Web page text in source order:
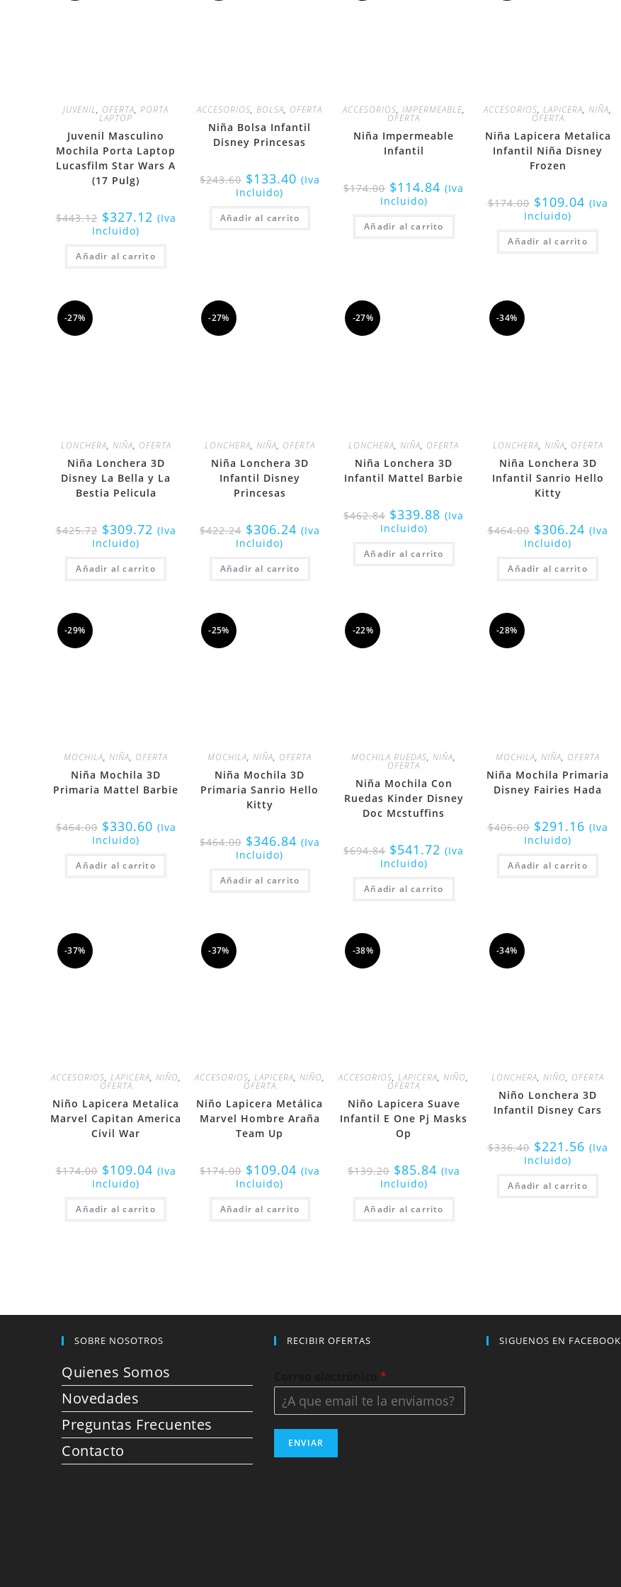
JUVENIL, OFERTA,PORTA
LAPTOP
Juvenil Masculino
Mochila Porta Laptop
Lucasfilm Star Wars A
(17 Pulg)
$443.12 $327.12 (Iva
Incluido)
Añadir al carrito
ACCESORIOS,BOLSA, OFERTA
Niña Bolsa Infantil
Disney Princesas
$243.60 $133.40 (Iva
Incluido)
Añadir al carrito
ACCESORIOS, IMPERMEABLE,
OFERTA
Niña Impermeable
Infantil
$174.00 $114.84 (Iva
Incluido)
Añadir al carrito
ACCESORIOS,LAPICERA,NIÑA,
OFERTA
Niña Lapicera Metalica
Infantil Niña Disney
Frozen
$174.00 $109.04 (Iva
Incluido)
Añadir al carrito
-27%
LONCHERA, NIÑA, OFERTA
Niña Lonchera 3D
Disney La Bella y La
Bestia Pelicula
$425.72 $309.72 (Iva
Incluido)
Añadir al carrito
-27%
LONCHERA, NIÑA, OFERTA
Niña Lonchera 3D
Infantil Disney
Princesas
$422.24 $306.24 (Iva
Incluido)
Añadir al carrito
-27%
LONCHERA,NIÑA, OFERTA
Niña Lonchera 3D
Infantil Mattel Barbie
$462.84 $339.88 (Iva
Incluido)
Añadir al carrito
-34%
LONCHERA, NIÑA, OFERTA
Niña Lonchera 3D
Infantil Sanrio Hello
Kitty
$464.00 $306.24 (Iva
Incluido)
Añadir al carrito
-29%
MOCHILA,NIÑA, OFERTA
Niña Mochila 3D
Primaria Mattel Barbie
$464.00 $330.60 (Iva
Incluido)
Añadir al carrito
-25%
MOCHILA,NIÑA, OFERTA
Niña Mochila 3D
Primaria Sanrio Hello
Kitty
$464.00 $346.84 (Iva
Incluido)
Añadir al carrito
-22%
MOCHILA RUEDAS,NIÑA,
OFERTA
Niña Mochila Con
Ruedas Kinder Disney
Doc Mcstuffins
$694.84 $541.72 (Iva
Incluido)
Añadir al carrito
-28%
MOCHILA,NIÑA, OFERTA
Niña Mochila Primaria
Disney Fairies Hada
$406.00 $291.16 (Iva
Incluido)
Añadir al carrito
-37%
ACCESORIOS, LAPICERA, NIÑO,
OFERTA
Niño Lapicera Metalica
Marvel Capitan America
Civil War
$174.00 $109.04 (Iva
Incluido)
Añadir al carrito
-37%
ACCESORIOS, LAPICERA, NIÑO,
OFERTA
Niño Lapicera Metálica
Marvel Hombre Araña
Team Up
$174.00 $109.04 (Iva
Incluido)
Añadir al carrito
-38%
ACCESORIOS,LAPICERA,NIÑO,
OFERTA
Niño Lapicera Suave
Infantil E One Pj Masks
Op
$139.20 $85.84 (Iva
Incluido)
Añadir al carrito
-34%
LONCHERA,NIÑO, OFERTA
Niño Lonchera 3D
Infantil Disney Cars
$336.40 $221.56 (Iva
Incluido)
Añadir al carrito
SOBRE NOSOTROS
Quienes Somos
Novedades
Preguntas Frecuentes
Contacto
RECIBIR OFERTAS
*
ENVIAR
SIGUENOS EN FACEBOOK